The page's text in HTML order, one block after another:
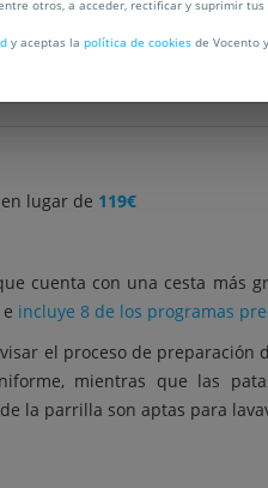
en lugar de 119€
cuenta con una cesta más
incluye 8 de los programas
el proceso de preparación
mientras que las
la parrilla son aptas para
otros, a acceder, rectificar y suprimir tus
y aceptas la política de cookies de Vocento